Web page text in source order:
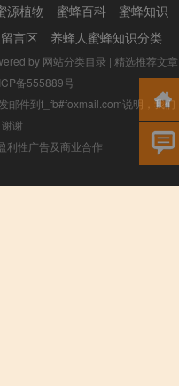
源植物 蜜蜂百科
蜜蜂知识
言区 养蜂人蜜蜂知识分类
by 网站分类目录 | 精选推荐文章
备555889号
邮件到f_fb#foxmail.com说明，我们
谢
利性广告及商业合作